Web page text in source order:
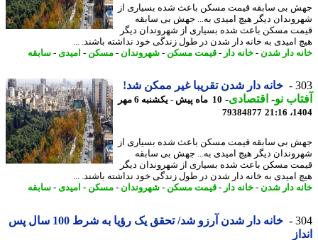
بی سابقه قیمت مسکن باعث شده بسیاری از
دیگر هیچ امیدی به... جهش بی سابقه
مسکن باعث شده بسیاری از شهروندان دیگر
امیدی به خانه دار شدن در طول زندگی خود نداشته باشند. ...
دار شدن-خانه دار-قیمت مسکن-شهروندان- مسکن-امیدی-سابقه
خانه دار شدن تقریبا غیر ممکن شد!
نو- اقتصادی-
10 ماه پیش - یکشنبه 6 مهر
79384877
بی سابقه قیمت مسکن باعث شده بسیاری از
دیگر هیچ امیدی به... جهش بی سابقه
مسکن باعث شده بسیاری از شهروندان دیگر
امیدی به خانه دار شدن در طول زندگی خود نداشته باشند. ...
دار شدن-خانه دار-قیمت مسکن-شهروندان- مسکن-امیدی-سابقه
خانه دار شدن آرزو شد/ تحقق یک رؤیا به شرط 100 سال پس